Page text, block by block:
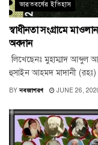
ভারতবর্ষের ইতিহাস
স্বাধীনতা সংগ্রামে
অবদান
লিখেছেনঃ মুহাম্মাদ
হুসাইন আহমদ মাদানী (রহঃ)
BY নবজাগরণ JUNE 26,